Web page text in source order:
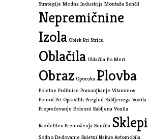
Strategije Modna Industrija Montaža Senčil
Nepremičnine
Izola Obisk Pri Stricu
Oblačila Oblačila Po Meri
Obraz Oporoka Plovba
Poletne Počitnice Pomanjkanje Vitaminov
Pomoč Pri Opravilih Pregled Rabljenega Vozila
Preprečevanje Bolezni Rabljena Vozila
Razdelitev Premoženja Senčila Sklepi
Sodno Dedovanje Spletni Nakup Avtomobila